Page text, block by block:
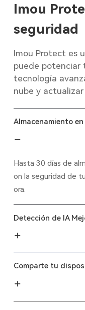
Imou
seguridad
Imou Protect es
puede potenciar
tecnología
nube y
Almacenamiento en
Hasta 30 días de
on la seguridad de
ora.
Detección de IA
Comparte tu